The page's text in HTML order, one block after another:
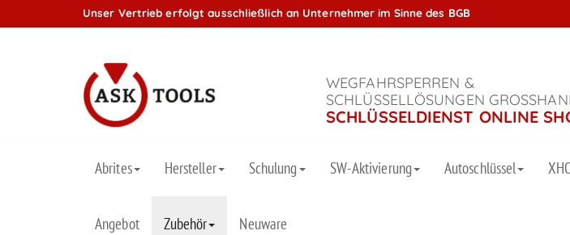
Unser Vertrieb erfolgt ausschließlich an Unternehmer im Sinne des BGB
WEGFAHRSPERREN &
SCHLÜSSELLÖSUNGEN
SCHLÜSSELDIENST ONLINE
Abrites Hersteller Schulung SW-Aktivierung Autoschlüssel
Angebot Zubehör Neuware